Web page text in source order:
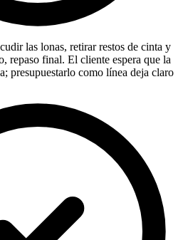
las lonas, retirar restos de cinta y
repaso final. El cliente espera que la
presupuestarlo como línea deja claro